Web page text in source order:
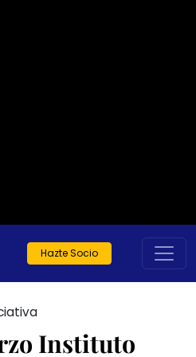
Hazte Socio
Instituto